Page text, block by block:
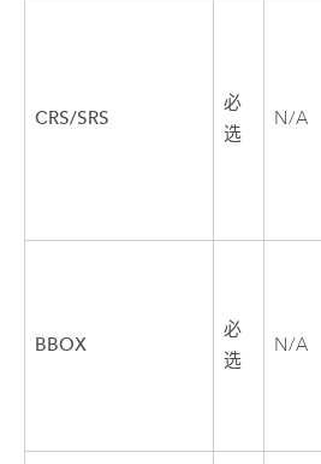
CRS/SRS
必
选
N/A
BBOX
必
选
N/A